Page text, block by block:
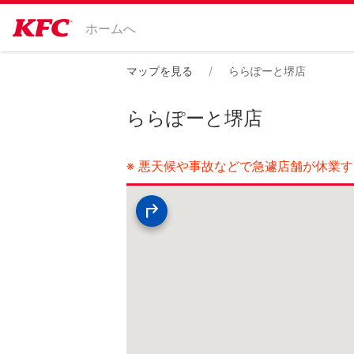
ホームへ
マップを見る ららぽーと堺店
ららぽーと堺店
※ 悪天候や事故などで急遽店舗が休業